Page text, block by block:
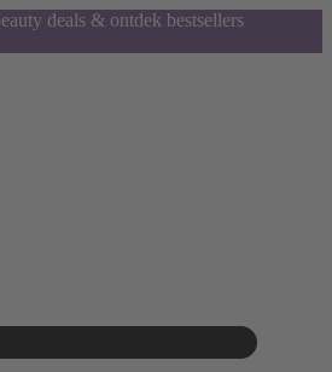
deals & ontdek bestsellers